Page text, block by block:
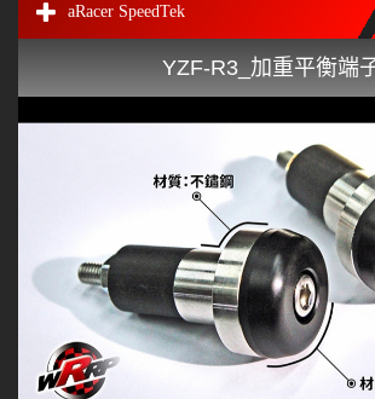
aRacer SpeedTek
YZF-R3_加重平衡端